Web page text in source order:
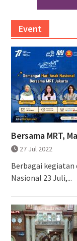
Event
Bersama MRT,
27 Jul 2022
Berbagai
Nasional 23 Juli,...